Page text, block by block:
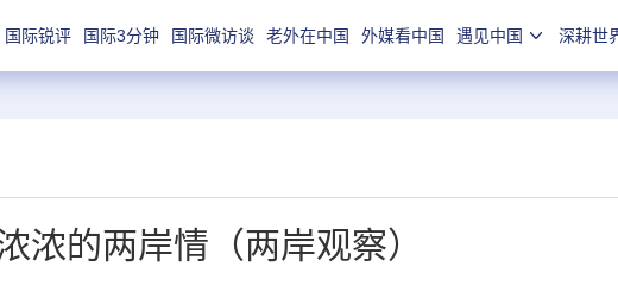
国际锐评 国际3分钟 国际微访谈 老外在中国 外媒看中国 遇见中国 深耕世
浓的两岸情（两岸观察）